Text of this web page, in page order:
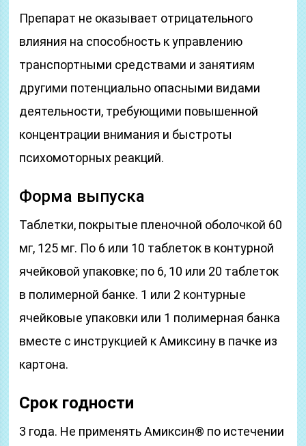
Препарат не оказывает отрицательного
влияния на способность к управлению
транспортными средствами и занятиям
другими потенциально опасными видами
деятельности, требующими повышенной
концентрации внимания и быстроты
психомоторных реакций.
Форма выпуска
Таблетки, покрытые пленочной оболочкой 60
мг, 125 мг. По 6 или 10 таблеток в контурной
ячейковой упаковке; по 6, 10 или 20 таблеток
в полимерной банке. 1 или 2 контурные
ячейковые упаковки или 1 полимерная банка
вместе с инструкцией к Амиксину в пачке из
картона.
Срок годности
3 года. Не применять Амиксин® по истечении